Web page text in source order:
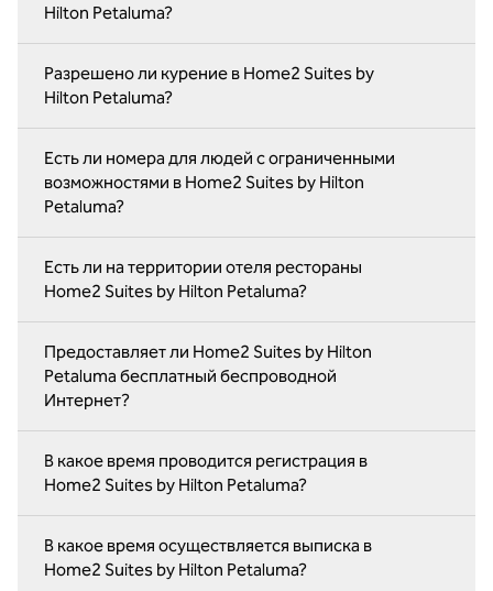
Hilton Petaluma?
Разрешено ли курение в Home2 Suites by
Hilton Petaluma?
Есть ли номера для людей с ограниченными
возможностями в Home2 Suites by Hilton
Petaluma?
Есть ли на территории отеля рестораны
Home2 Suites by Hilton Petaluma?
Предоставляет ли Home2 Suites by Hilton
Petaluma бесплатный беспроводной
Интернет?
В какое время проводится регистрация в
Home2 Suites by Hilton Petaluma?
В какое время осуществляется выписка в
Home2 Suites by Hilton Petaluma?